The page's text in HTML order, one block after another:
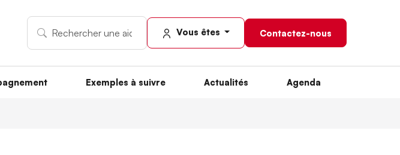
Vous êtes Contactez-nous
Exemples à suivre Actualités Agenda